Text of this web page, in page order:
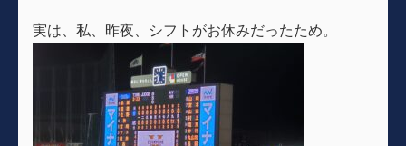
実は、私、昨夜、シフトがお休みだったため。